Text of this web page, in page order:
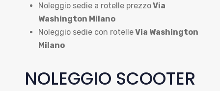
Noleggio sedie a rotelle prezzoVia
Washington Milano
Noleggio sedie con rotelleVia Washington
Milano
NOLEGGIO SCOOTER